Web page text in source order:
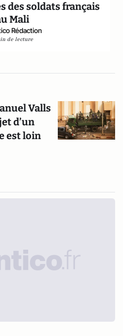
des soldats français
Mali
Rédaction
de lecture
Valls
d’un
est loin